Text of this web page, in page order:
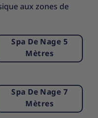
aux zones de
Spa De Nage 5
Mètres
Spa De Nage 7
Mètres